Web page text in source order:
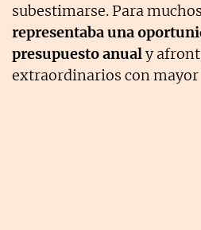
subestimarse. Para
representaba una
presupuesto anualy
extraordinarios con